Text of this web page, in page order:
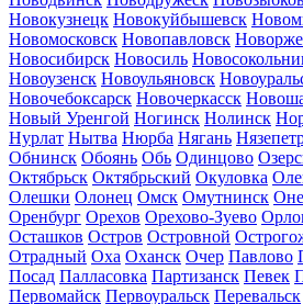
Новокузнецк Новокуйбышевск
Новомосковск Новопавловск
Новосибирск Новосиль
Новоузенск Новоульяновск
Новочебоксарск Новочеркасск
Новый Уренгой Ногинск Нолинск
Нурлат Нытва Нюрба Нягань
Обнинск Обоянь Обь Одинцово
Октябрьск Октябрьский Окуловка
Олешки Олонец Омск Омутнинск
Оренбург Орехов Орехово-Зуево
Осташков Остров Островной
Отрадный Оха Оханск Очер Павлово
Посад Палласовка Партизанск Певек
Первомайск Первоуральск Перевальск